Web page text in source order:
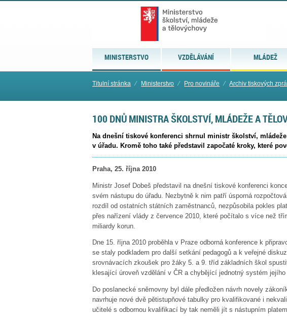
MINISTERSTVO VZDĚLÁVÁNÍ MLÁDEŽ
Titulní stránka ⁄ Ministerstvo ⁄ Pro novináře ⁄ Archiv tiskových
100 DNŮ MINISTRA ŠKOLSTVÍ, MLÁDEŽE A
Na dnešní tiskové konferenci shrnul ministr školství,
v úřadu. Kromě toho také představil započaté kroky, které
Praha, 25. října 2010
Ministr Josef Dobeš představil na dnešní tiskové konferenci
svém nástupu do úřadu. Nezbytně k nim patří úsporná
rozdíl od ostatních státních zaměstnanců, nezpůsobila pokles
přes nařízení vlády z července 2010, které počítalo s více než
miliardy korun.
Dne 15. října 2010 proběhla v Praze odborná konference k
se staly podkladem pro další setkání pedagogů a k veřejné
srovnávacích zkoušek pro žáky 5. a 9. tříd základních škol
klesající úroveň vzdělání v ČR a chybějící jednotný systém jejího
Do poslanecké sněmovny byl dále předložen návrh novely
navrhuje nové dvě pětistupňové tabulky pro kvalifikované i
učitelé s odbornou kvalifikací by tak neměli jít s nástupním